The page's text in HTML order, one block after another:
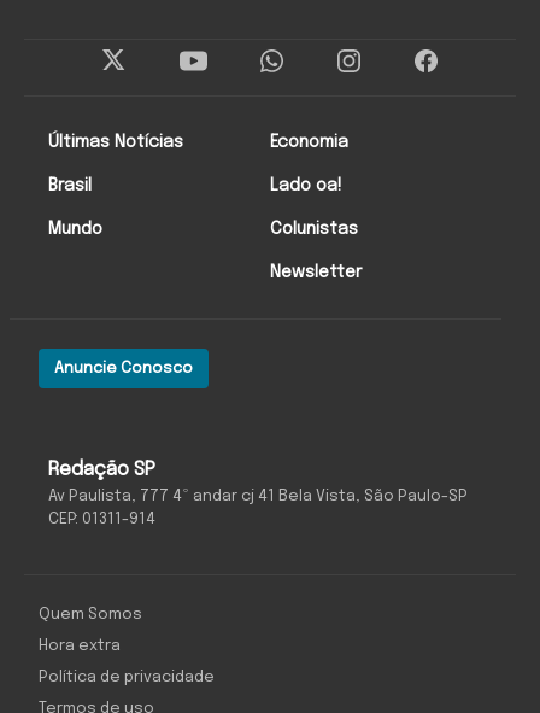
Redação SP
Av Paulista, 777 4º andar cj 41 Bela Vista, São Paulo-SP
CEP: 01311-914
Anuncie Conosco
Últimas Notícias
Brasil
Mundo
Economia
Lado oa!
Colunistas
Newsletter
Quem Somos
Hora extra
Política de privacidade
Termos de uso